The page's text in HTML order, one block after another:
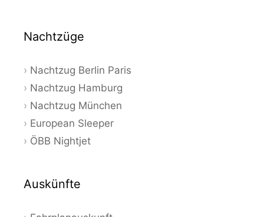
Nachtzüge
Nachtzug Berlin Paris
Nachtzug Hamburg
Nachtzug München
European Sleeper
ÖBB Nightjet
Auskünfte